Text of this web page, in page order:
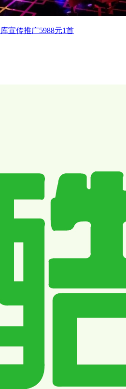
宣传推广5988元1首